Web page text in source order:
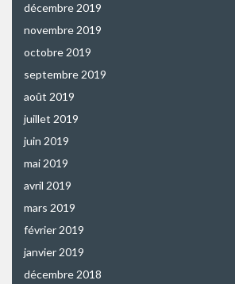
décembre 2019
novembre 2019
octobre 2019
septembre 2019
août 2019
juillet 2019
juin 2019
mai 2019
avril 2019
mars 2019
février 2019
janvier 2019
décembre 2018